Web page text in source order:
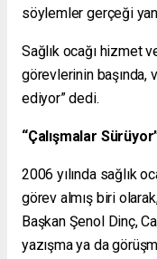
söylemler gerçeği
Sağlık ocağı hizmet
görevlerinin başında,
ediyor” dedi.
“Çalışmalar
2006 yılında sağlık
görev almış biri
Başkan Şenol Dinç,
yazışma ya da